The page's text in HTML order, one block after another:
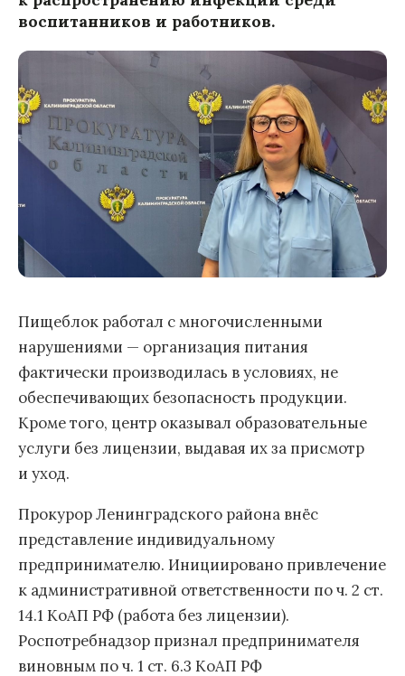
воспитанников и работников.
Пищеблок работал с многочисленными
нарушениями — организация питания
фактически производилась в условиях, не
обеспечивающих безопасность продукции.
Кроме того, центр оказывал образовательные
услуги без лицензии, выдавая их за присмотр
и уход.
Прокурор Ленинградского района внёс
представление индивидуальному
предпринимателю. Инициировано привлечение
к административной ответственности по ч. 2 ст.
14.1 КоАП РФ (работа без лицензии).
Роспотребнадзор признал предпринимателя
виновным по ч. 1 ст. 6.3 КоАП РФ